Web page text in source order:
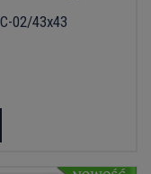
02/43x43